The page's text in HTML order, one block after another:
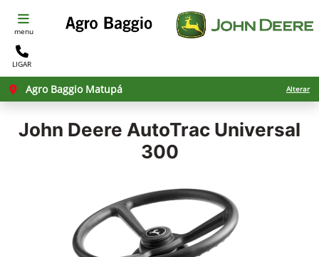
menu
LIGAR
Agro Baggio Matupá Alterar
John Deere AutoTrac Universal
300